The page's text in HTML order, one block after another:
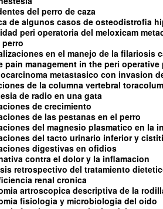
del perro de caza
de algunos casos de osteodistrofia
peri operatoria del meloxicam
en el manejo de la filariosis
pain management in the peri operative
metastasico con invasion
de la columna vertebral
de radio en una gata
de crecimiento
de las pestanas en el perro
del magnesio plasmatico en la
del tacto urinario inferior y
digestivas en ofidios
contra el dolor y la inflamacion
retrospectivo del tratamiento
renal cronica
artroscopica descriptiva de la
fisiologia y microbiologia del oido